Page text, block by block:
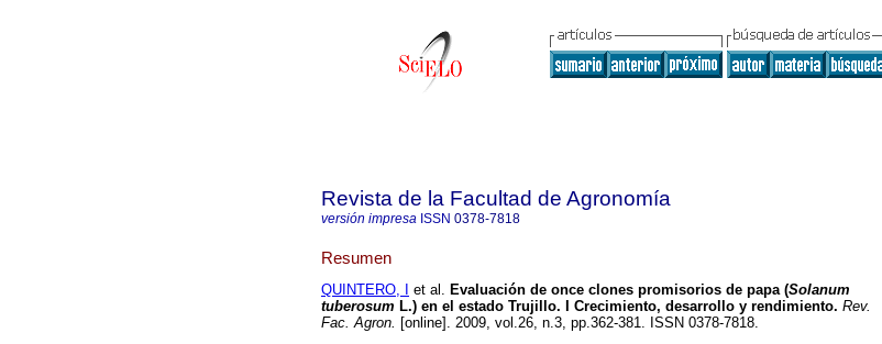
Revista de la Facultad de Agronomía
versión impresa ISSN 0378-7818
Resumen
QUINTERO, I et al. Evaluación de once clones promisorios de papa (Solanum
tuberosum L.) en el estado Trujillo. I Crecimiento, desarrollo y rendimiento. Rev.
Fac. Agron. [online]. 2009, vol.26, n.3, pp.362-381. ISSN 0378-7818.